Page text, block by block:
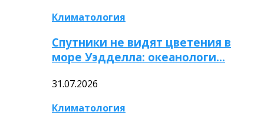
Климатология
Спутники не видят цветения в
море Уэдделла: океанологи…
31.07.2026
Климатология